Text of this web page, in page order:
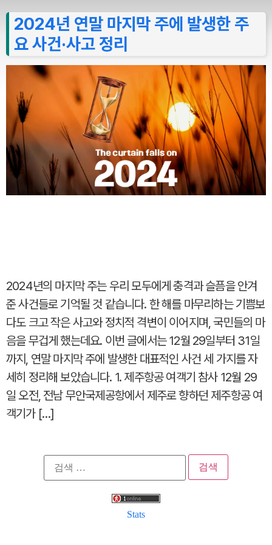
2024년 연말 마지막 주에 발생한 주
요 사건·사고 정리
2024년의 마지막 주는 우리 모두에게 충격과 슬픔을 안겨
준 사건들로 기억될 것 같습니다. 한 해를 마무리하는 기쁨보
다도 크고 작은 사고와 정치적 격변이 이어지며, 국민들의 마
음을 무겁게 했는데요. 이번 글에서는 12월 29일부터 31일
까지, 연말 마지막 주에 발생한 대표적인 사건 세 가지를 자
세히 정리해 보았습니다. 1. 제주항공 여객기 참사 12월 29
일 오전, 전남 무안국제공항에서 제주로 향하던 제주항공 여
객기가 […]
검
색:
Stats